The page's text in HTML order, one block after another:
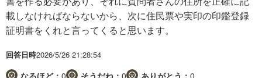
載しなければならないから、次に住民票や実印の印鑑登録
証明書をくれと言ってくると思います。
回答日時2026/5/26 21:28:54
なるほど： 0 そうだね： 0 ありがとう： 0